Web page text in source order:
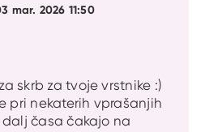
mar. 2026 11:50
skrb za tvoje vrstnike :)
pri nekaterih vprašanjih
dalj časa čakajo na